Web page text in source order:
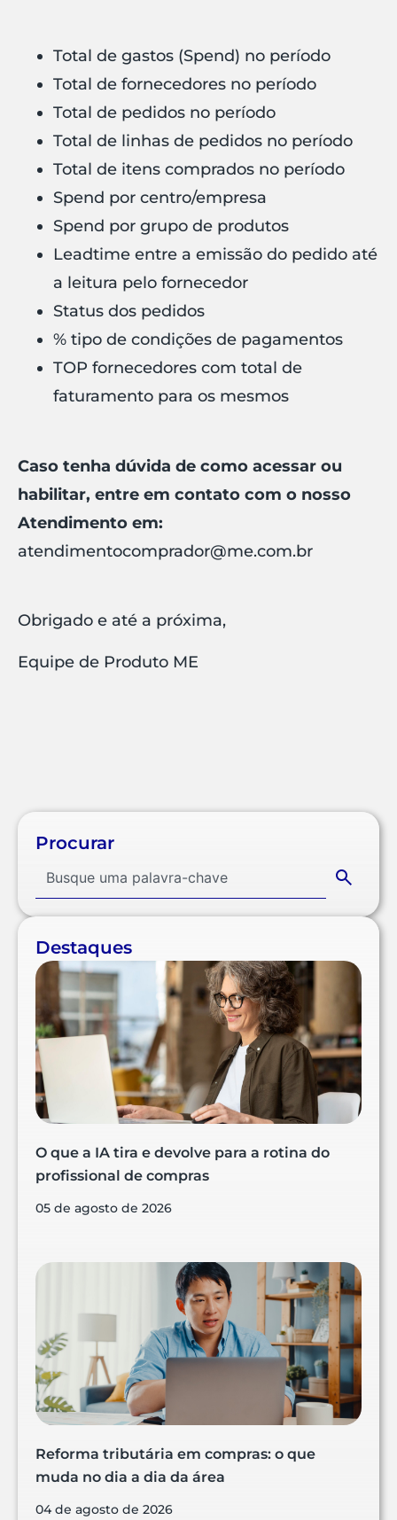
Total de gastos (Spend) no período
Total de fornecedores no período
Total de pedidos no período
Total de linhas de pedidos no período
Total de itens comprados no período
Spend por centro/empresa
Spend por grupo de produtos
Leadtime entre a emissão do pedido até
a leitura pelo fornecedor
Status dos pedidos
% tipo de condições de pagamentos
TOP fornecedores com total de
faturamento para os mesmos
Caso tenha dúvida de como acessar ou
habilitar, entre em contato com o nosso
Atendimento em:
atendimentocomprador@me.com.br
Obrigado e até a próxima,
Equipe de Produto ME
Procurar
Destaques
O que a IA tira e devolve para a rotina do
profissional de compras
05 de agosto de 2026
Reforma tributária em compras: o que
muda no dia a dia da área
04 de agosto de 2026